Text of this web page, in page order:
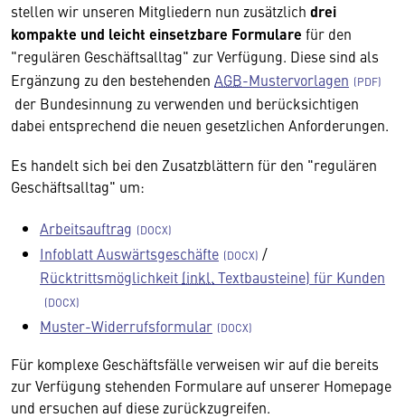
stellen wir unseren Mitgliedern nun zusätzlich drei
kompakte und leicht einsetzbare Formulare für den
"regulären Geschäftsalltag" zur Verfügung. Diese sind als
Ergänzung zu den bestehenden AGB-Mustervorlagen
der Bundesinnung zu verwenden und berücksichtigen
dabei entsprechend die neuen gesetzlichen Anforderungen.
Es handelt sich bei den Zusatzblättern für den "regulären
Geschäftsalltag" um:
Arbeitsauftrag
Infoblatt Auswärtsgeschäfte
/
Rücktrittsmöglichkeit (inkl. Textbausteine) für Kunden
Muster-Widerrufsformular
Für komplexe Geschäftsfälle verweisen wir auf die bereits
zur Verfügung stehenden Formulare auf unserer Homepage
und ersuchen auf diese zurückzugreifen.